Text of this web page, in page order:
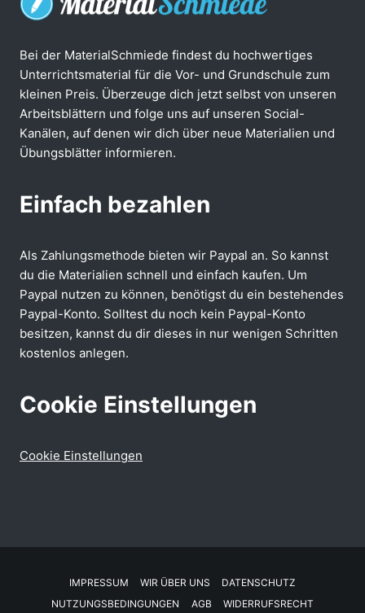
Bei der MaterialSchmiede findest du hochwertiges
Unterrichtsmaterial für die Vor- und Grundschule zum
kleinen Preis. Überzeuge dich jetzt selbst von unseren
Arbeitsblättern und folge uns auf unseren Social-
Kanälen, auf denen wir dich über neue Materialien und
Übungsblätter informieren.
Einfach bezahlen
Als Zahlungsmethode bieten wir Paypal an. So kannst
du die Materialien schnell und einfach kaufen. Um
Paypal nutzen zu können, benötigst du ein bestehendes
Paypal-Konto. Solltest du noch kein Paypal-Konto
besitzen, kannst du dir dieses in nur wenigen Schritten
kostenlos anlegen.
Cookie Einstellungen
Cookie Einstellungen
IMPRESSUM WIR ÜBER UNS
DATENSCHUTZ
NUTZUNGSBEDINGUNGEN
AGB WIDERRUFSRECHT